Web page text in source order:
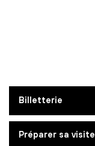
Billetterie
Préparer sa visite